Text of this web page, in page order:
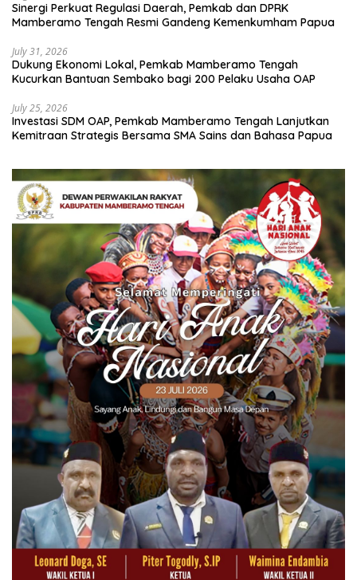
Sinergi Perkuat Regulasi Daerah, Pemkab dan DPRK
Mamberamo Tengah Resmi Gandeng Kemenkumham Papua
July 31, 2026
Dukung Ekonomi Lokal, Pemkab Mamberamo Tengah
Kucurkan Bantuan Sembako bagi 200 Pelaku Usaha OAP
July 25, 2026
Investasi SDM OAP, Pemkab Mamberamo Tengah Lanjutkan
Kemitraan Strategis Bersama SMA Sains dan Bahasa Papua